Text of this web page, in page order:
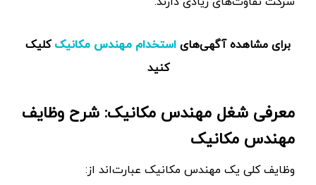
برای مشاهده آگهی‌های استخدام مهندس مکانیککلیک
کنید
معرفی شغل مهندس مکانیک: شرح وظایف
مهندس مکانیک
وظایف کلی یک مهندس مکانیک عبارت‌اند از: